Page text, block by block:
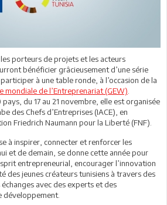
porteurs de projets et les acteurs
bénéficier grâcieusement d’une série
à une table ronde, à l’occasion de la
mondiale de l’Entreprenariat (GEW)
du 17 au 21 novembre, elle est organisée
des Chefs d’Entreprises (IACE), en
Friedrich Naumann pour la Liberté (FNF).
à inspirer, connecter et renforcer les
et de demain, se donne cette année pour
entrepreneurial, encourager l’innovation
des jeunes créateurs tunisiens à travers des
avec des experts et des
développement.